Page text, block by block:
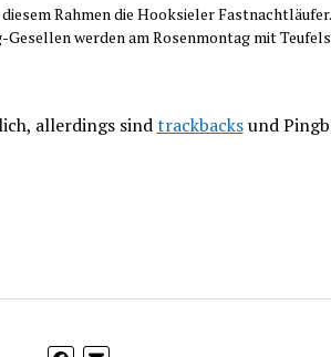
Rahmen die Hooksieler Fastnachtläufer.
Gesellen werden am Rosenmontag mit
allerdings sindtrackbacksund